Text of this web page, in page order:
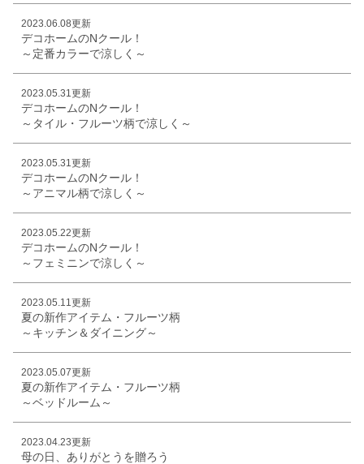
2023.06.08更新
デコホームのNクール！
～定番カラーで涼しく～
2023.05.31更新
デコホームのNクール！
～タイル・フルーツ柄で涼しく～
2023.05.31更新
デコホームのNクール！
～アニマル柄で涼しく～
2023.05.22更新
デコホームのNクール！
～フェミニンで涼しく～
2023.05.11更新
夏の新作アイテム・フルーツ柄
～キッチン＆ダイニング～
2023.05.07更新
夏の新作アイテム・フルーツ柄
～ベッドルーム～
2023.04.23更新
母の日、ありがとうを贈ろう